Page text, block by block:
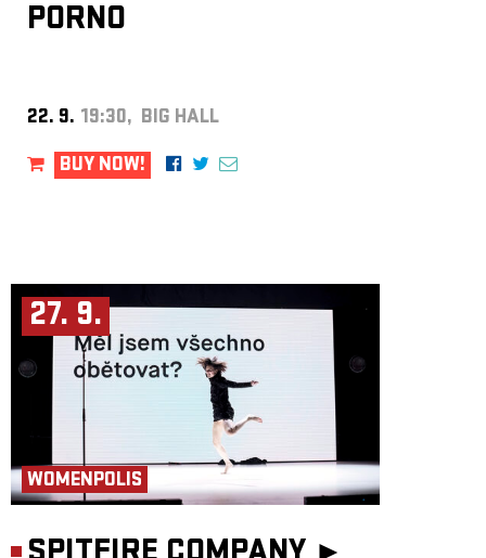
PORNO
22. 9. 19:30, BIG HALL
BUY NOW!
27. 9.
WOMENPOLIS